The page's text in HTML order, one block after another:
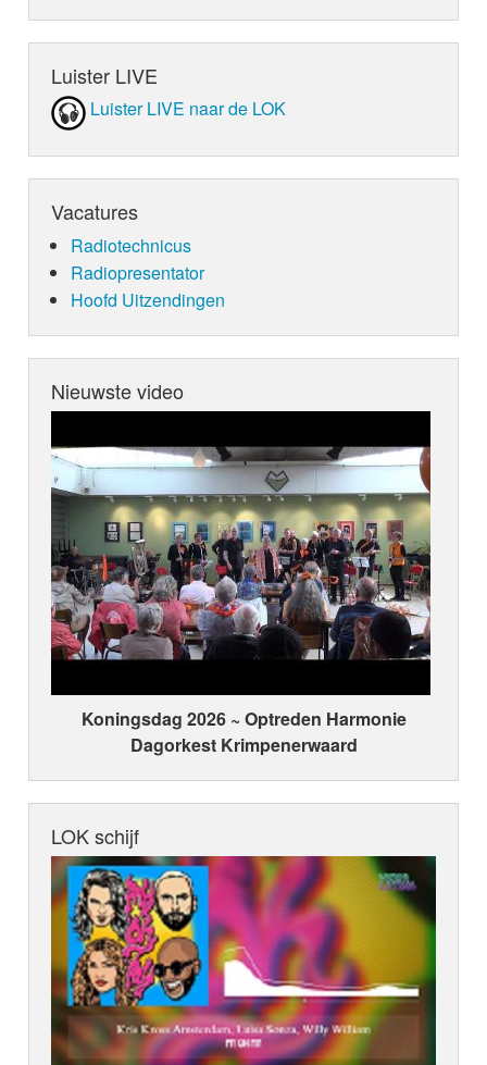
Luister LIVE
Luister LIVE naar de LOK
Vacatures
Radiotechnicus
Radiopresentator
Hoofd Uitzendingen
Nieuwste video
Koningsdag 2026 ~ Optreden Harmonie
Dagorkest Krimpenerwaard
LOK schijf